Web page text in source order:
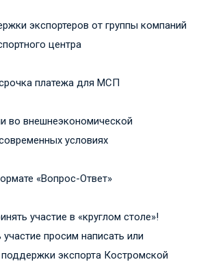
экспортеров от группы компаний
центра
платежа для МСП
во внешнеэкономической
условиях
«Вопрос-Ответ»
участие в «круглом столе»!
просим написать или
экспорта Костромской